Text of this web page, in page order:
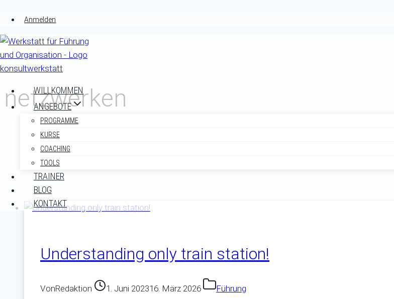
Inhalt
springen
Anmelden
WILLKOMMEN
ANGEBOTE
PROGRAMME
KURSE
COACHING
TOOLS
TRAINER
BLOG
KONTAKT
netzwerken
Understanding only train station!
VonRedaktion 1. Juni 202316. März 2026 Führung